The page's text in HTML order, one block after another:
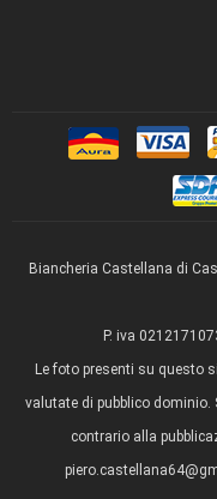
Biancheria Castellana di
P. iva
Le foto presenti su questo
valutate di pubblico
contrario alla